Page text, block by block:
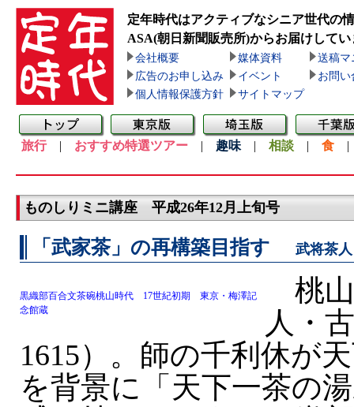
定年時代はアクティブなシニア世代の
ASA(朝日新聞販売所)からお届けしてい
会社概要 媒体資料
送稿マ
広告のお申し込み
イベント
お問い
個人情報保護方針
サイトマップ
旅行| おすすめ特選ツアー | 趣味 | 相談 | 食
ものしりミニ講座 平成26年12月上旬号
「武家茶」の再構築目指す 武将茶
黒織部百合文茶碗桃山時代 17世紀初期 東京・梅澤記
念館蔵
桃山
人・
1615）。師の千利休が
を背景に「天下一茶の